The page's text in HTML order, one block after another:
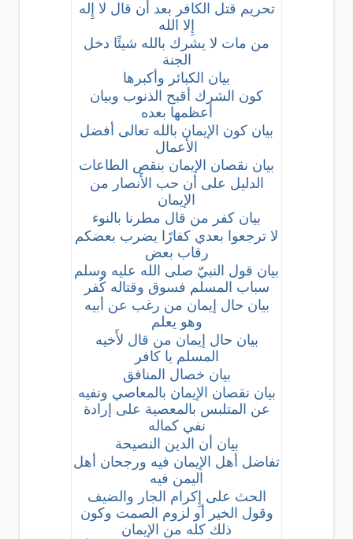
تحريم قتل الكافر بعد أن قال لا إِله
إِلا الله
من مات لا يشرك بالله شيئًا دخل
الجنة
بيان الكبائر وأكبرها
كون الشرك أقبح الذنوب وبيان
أعظمها بعده
بيان كون الإيمان بالله تعالى أفضل
الأعمال
بيان نقصان الإيمان بنقص الطاعات
الدليل على أن حب الأَنصار من
الإيمان
بيان كفر من قال مطرنا بالنوء
لا ترجعوا بعدي كفارًا يضرب بعضكم
رقاب بعض
بيان قول النبيّ صلى الله عليه وسلم
سباب المسلم فسوق وقتاله كُفر
بيان حال إيمان من رغب عن أبيه
وهو يعلم
بيان حال إيمان من قال لأَخيه
المسلم يا كافر
بيان خصال المنافق
بيان نقصان الإيمان بالمعاصي ونفيه
عن المتلبس بالمعصية على إرادة
نفي كماله
بيان أن الدين النصيحة
تفاضل أهل الإيمان فيه ورجحان أهل
اليمن فيه
الحث على إِكرام الجار والضيف
وقول الخير أو لزوم الصمت وكون
ذلك كله من الإيمان